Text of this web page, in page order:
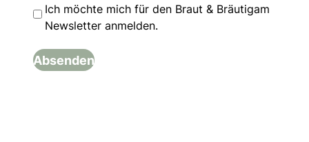
Ich möchte mich für den Braut & Bräutigam
Newsletter anmelden.